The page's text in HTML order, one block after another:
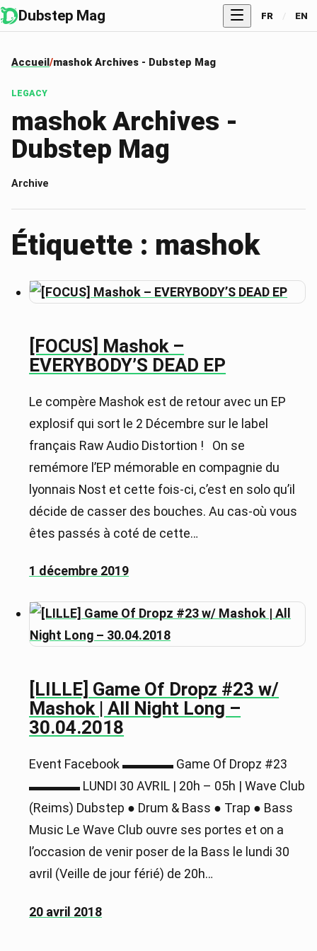
Dubstep Mag FR / EN
Accueil mashok Archives - Dubstep Mag
LEGACY
mashok Archives -
Dubstep Mag
Archive
Étiquette : mashok
[FOCUS] Mashok –
EVERYBODY’S DEAD EP
Le compère Mashok est de retour avec un EP
explosif qui sort le 2 Décembre sur le label
français Raw Audio Distortion ! On se
remémore l’EP mémorable en compagnie du
lyonnais Nost et cette fois-ci, c’est en solo qu’il
décide de casser des bouches. Au cas-où vous
êtes passés à coté de cette…
1 décembre 2019
[LILLE] Game Of Dropz #23 w/
Mashok | All Night Long –
30.04.2018
Event Facebook ▬▬▬▬ Game Of Dropz #23
▬▬▬▬ LUNDI 30 AVRIL | 20h – 05h | Wave Club
(Reims) Dubstep ● Drum & Bass ● Trap ● Bass
Music Le Wave Club ouvre ses portes et on a
l’occasion de venir poser de la Bass le lundi 30
avril (Veille de jour férié) de 20h…
20 avril 2018